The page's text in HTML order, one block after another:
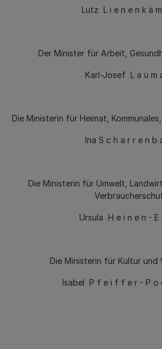
Lutz L i e n e n k ä
Der Minister für Arbeit,
Karl-Josef L a u m
Die Ministerin für Heimat,
Ina S c h a r r e n b
Die Ministerin für Umwelt,
Ursula H e i n e n - E
Die Ministerin für Kultur und
Isabel P f e i f f e r - P o